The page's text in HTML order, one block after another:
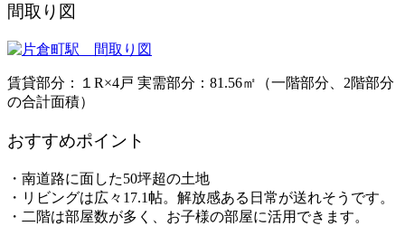
間取り図
賃貸部分：１R×4戸 実需部分：81.56㎡（一階部分、2階部分
の合計面積）
おすすめポイント
・南道路に面した50坪超の土地
・リビングは広々17.1帖。解放感ある日常が送れそうです。
・二階は部屋数が多く、お子様の部屋に活用できます。